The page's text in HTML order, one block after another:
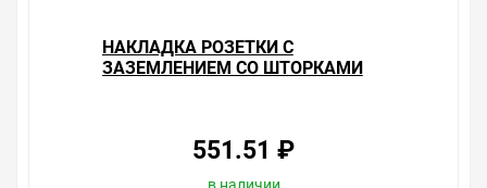
Цена на Накладка розетки с заземлением Legrand
Galea Life Pearl , у нас всегда одни из лучших. Сравните
ассортимента. Перечень товаров, которые мы
продаем, насчитывает десятки тысяч позиций. На
НАКЛАДКА РОЗЕТКИ С
ЗАЗЕМЛЕНИЕМ СО ШТОРКАМИ
551.51 ₽